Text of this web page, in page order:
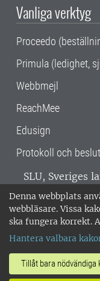
Denna webbplats
webbläsare. Vissa
ska fungera korrekt.
Hantera valbara
Tillåt bara nödvändiga
Vanliga verktyg
Proceedo
Primula (ledighet,
Webbmejl
ReachMee
Edusign
Protokoll och
SLU, Sveriges
verksamhet
Alnarp,
miljöcertifierat
018-67 10 00 •
Om SLU:s
•Hantera kakor